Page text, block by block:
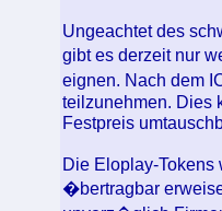
Ungeachtet des
gibt es derzeit nur
eignen. Nach dem
teilzunehmen. Dies
Festpreis
Die Eloplay-Tokens
�bertragbar